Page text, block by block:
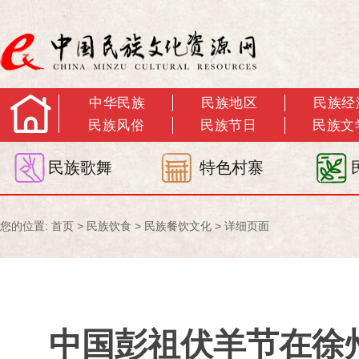
中华民族 民族地区
民族经
民族风俗
民族节日 民族文
民族歌舞 特色村寨
您的位置: 首页 > 民族饮食 > 民族餐饮文化 > 详细页面
中国彭祖伏羊节在徐